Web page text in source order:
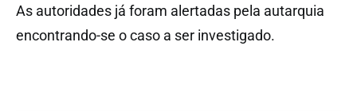
As autoridades já foram alertadas pela autarquia
encontrando-se o caso a ser investigado.